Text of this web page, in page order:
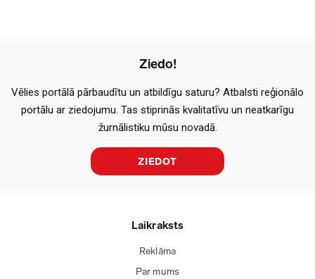
Ziedo!
Vēlies portālā pārbaudītu un atbildīgu saturu? Atbalsti reģionālo
portālu ar ziedojumu. Tas stiprinās kvalitatīvu un neatkarīgu
žurnālistiku mūsu novadā.
ZIEDOT
Laikraksts
Reklāma
Par mums